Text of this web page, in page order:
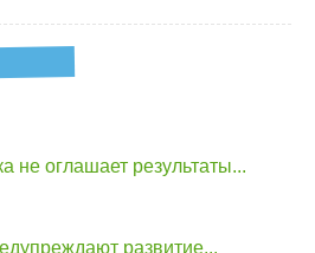
не оглашает результаты...
развитие...